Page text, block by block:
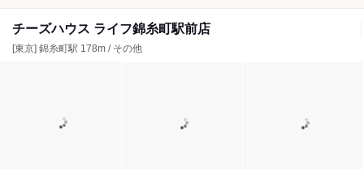
チーズハウス ライフ錦糸町駅前店
[東京] 錦糸町駅 178m / その他